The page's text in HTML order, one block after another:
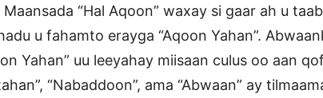
“Hal Aqoon” waxay si gaar ah u
u fahamto erayga “Aqoon Yahan”.
Yahan” uu leeyahay miisaan culus oo aan
“Nabaddoon”, ama “Abwaan” ay